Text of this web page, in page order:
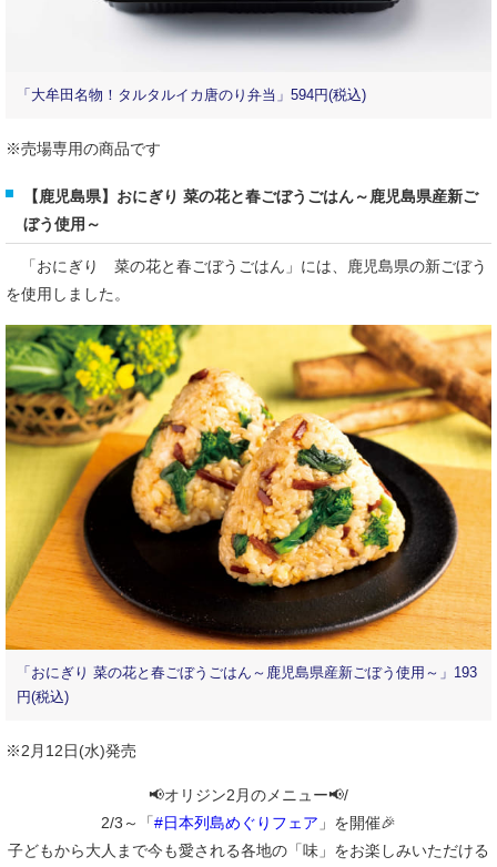
「大牟田名物！タルタルイカ唐のり弁当」594円(税込)
※売場専用の商品です
【鹿児島県】おにぎり 菜の花と春ごぼうごはん～鹿児島県産新ご
ぼう使用～
「おにぎり 菜の花と春ごぼうごはん」には、鹿児島県の新ごぼう
を使用しました。
「おにぎり 菜の花と春ごぼうごはん～鹿児島県産新ごぼう使用～」193
円(税込)
※2月12日(水)発売
📢オリジン2月のメニュー📢/
2/3～「#日本列島めぐりフェア 」を開催🎉
子どもから大人まで今も愛される各地の「味」をお楽しみいただける